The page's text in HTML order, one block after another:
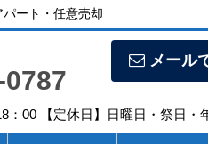
ート・任意売却
メール
：00 【定休日】日曜日・祭日・